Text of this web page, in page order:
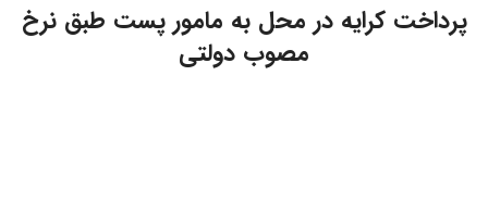
پرداخت کرایه در محل به مامور پست طبق نرخ
مصوب دولتی